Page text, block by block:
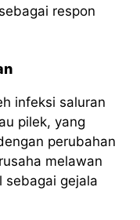
respon
infeksi saluran
pilek, yang
perubahan
melawan
sebagai gejala